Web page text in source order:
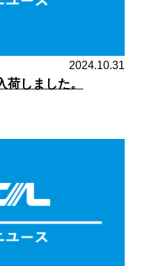
2024.10.31
しました。